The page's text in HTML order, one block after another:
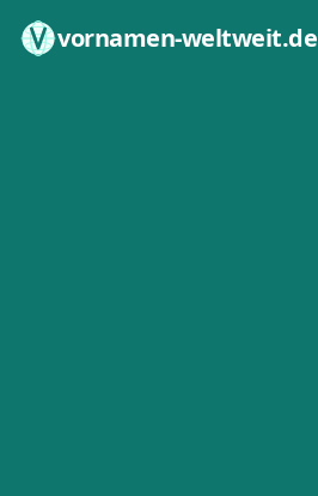
vornamen-weltweit.de